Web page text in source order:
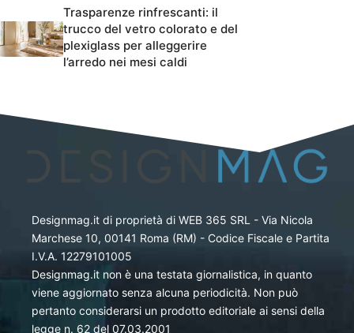
Trasparenze rinfrescanti: il
trucco del vetro colorato e del
plexiglass per alleggerire
l’arredo nei mesi caldi
Designmag.it di proprietà di WEB 365 SRL - Via Nicola
Marchese 10, 00141 Roma (RM) - Codice Fiscale e Partita
I.V.A. 12279101005
Designmag.it non è una testata giornalistica, in quanto
viene aggiornato senza alcuna periodicità. Non può
pertanto considerarsi un prodotto editoriale ai sensi della
legge n. 62 del 07.03.2001